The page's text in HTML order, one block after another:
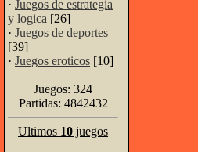
· Juegos de estrategia
y logica [26]
· Juegos de deportes
[39]
· Juegos eroticos [10]
Juegos: 324
Partidas: 4842432
Ultimos 10 juegos